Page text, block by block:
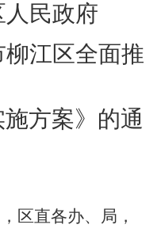
民政府
柳江区全面推
方案》 的通
区直各办、局，